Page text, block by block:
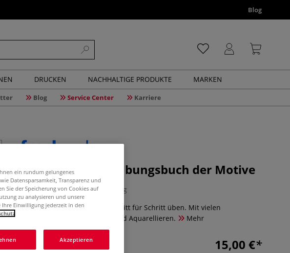
Blog
DRUCKEN NACHHALTIGE PRODUKTE MARKEN
Blog Service Center Karriere
Das wundervolle Übungsbuch der Motive
1 Bewertung
Traumhafte Aquarellmotive, Schritt für Schritt üben. Mit vielen
Grundlagen für das Zeichnen und Aquarellieren.
Mehr
15,00 €
ein rundum gelungenes
Datensparsamkeit, Transparenz und
Sie der Speicherung von Cookies auf
zu analysieren und unsere
Einwilligung jederzeit in den
Akzeptieren